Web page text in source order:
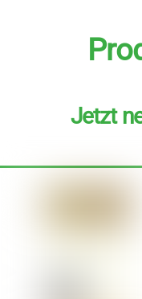
Jetzt